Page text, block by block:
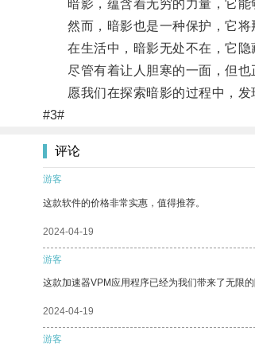
暗影，蕴含着无穷的力量，它能
然而，暗影也是一种保护，它将
在生活中，暗影无处不在，它隐
尽管有着让人胆寒的一面，但也
愿我们在探索暗影的过程中，发
#3#
评论
游客
这款软件的价格非常实惠，值得推荐。
2024-04-19
游客
这款加速器VPM应用程序已经为我们带来了无限的
2024-04-19
游客